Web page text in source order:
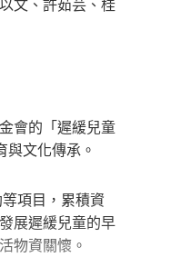
文、許茹芸、桂
會的「遲緩兒童
文化傳承。
項目，累積資
展遲緩兒童的早
物資關懷。